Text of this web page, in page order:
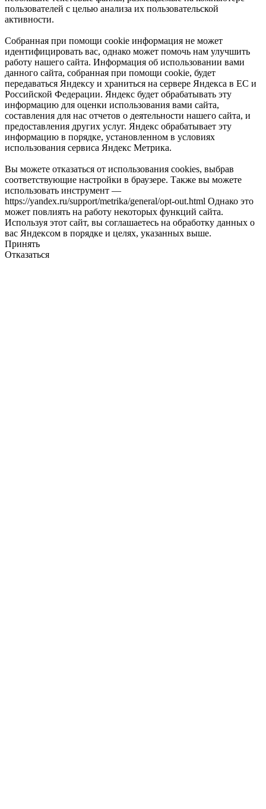
пользователей с целью анализа их пользовательской
активности.
Собранная при помощи cookie информация не может
идентифицировать вас, однако может помочь нам улучшить
работу нашего сайта. Информация об использовании вами
данного сайта, собранная при помощи cookie, будет
передаваться Яндексу и храниться на сервере Яндекса в ЕС и
Российской Федерации. Яндекс будет обрабатывать эту
информацию для оценки использования вами сайта,
составления для нас отчетов о деятельности нашего сайта, и
предоставления других услуг. Яндекс обрабатывает эту
информацию в порядке, установленном в условиях
использования сервиса Яндекс Метрика.
Вы можете отказаться от использования cookies, выбрав
соответствующие настройки в браузере. Также вы можете
использовать инструмент —
https://yandex.ru/support/metrika/general/opt-out.html Однако это
может повлиять на работу некоторых функций сайта.
Используя этот сайт, вы соглашаетесь на обработку данных о
вас Яндексом в порядке и целях, указанных выше.
Принять
Отказаться